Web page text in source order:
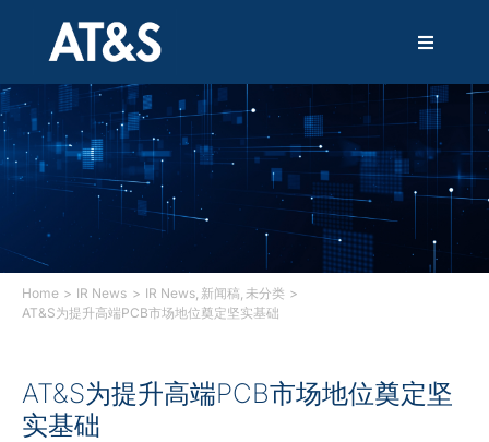
容
T
g
g
l
e
N
g
n
解决方案
产品
技术
创新
Home IR News IR News 新闻稿 未分类
AT&S为提升高端PCB市场地位奠定坚实基础
AT&S为提升高端PCB市场地位奠定坚
实基础